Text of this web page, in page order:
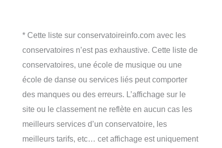
* Cette liste sur conservatoireinfo.com avec les
conservatoires n’est pas exhaustive. Cette liste de
conservatoires, une école de musique ou une
école de danse ou services liés peut comporter
des manques ou des erreurs. L’affichage sur le
site ou le classement ne reflète en aucun cas les
meilleurs services d’un conservatoire, les
meilleurs tarifs, etc… cet affichage est uniquement